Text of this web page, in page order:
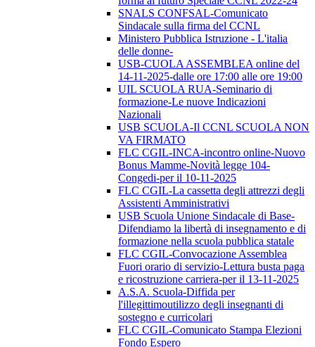
SNALS CONFSAL-Comunicato
Sindacale sulla firma del CCNL
Ministero Pubblica Istruzione - L'italia
delle donne-
USB-CUOLA ASSEMBLEA online del
14-11-2025-dalle ore 17:00 alle ore 19:00
UIL SCUOLA RUA-Seminario di
formazione-Le nuove Indicazioni
Nazionali
USB SCUOLA-Il CCNL SCUOLA NON
VA FIRMATO
FLC CGIL-INCA-incontro online-Nuovo
Bonus Mamme-Novità legge 104-
Congedi-per il 10-11-2025
FLC CGIL-La cassetta degli attrezzi degli
Assistenti Amministrativi
USB Scuola Unione Sindacale di Base-
Difendiamo la libertà di insegnamento e di
formazione nella scuola pubblica statale
FLC CGIL-Convocazione Assemblea
Fuori orario di servizio-Lettura busta paga
e ricostruzione carriera-per il 13-11-2025
A.S.A. Scuola-Diffida per
l'illegittimoutilizzo degli insegnanti di
sostegno e curricolari
FLC CGIL-Comunicato Stampa Elezioni
Fondo Espero